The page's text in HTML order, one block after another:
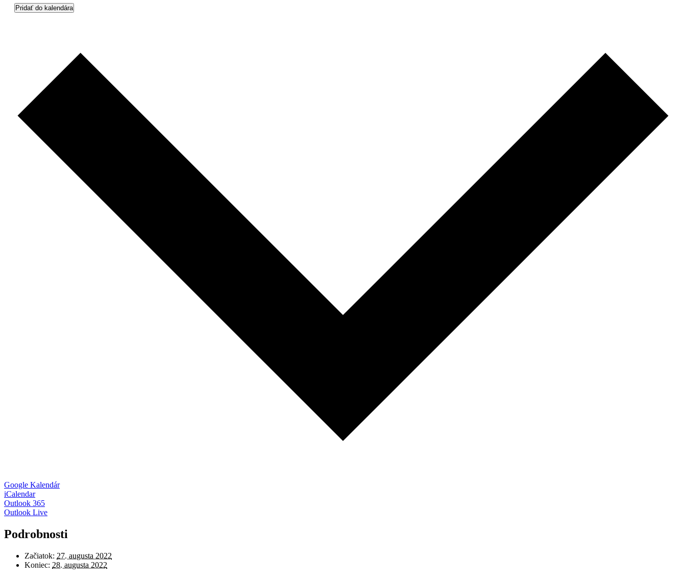
Pridať do kalendára
Google Kalendár
iCalendar
Outlook 365
Outlook Live
Podrobnosti
Začiatok: 27. augusta 2022
Koniec: 28. augusta 2022